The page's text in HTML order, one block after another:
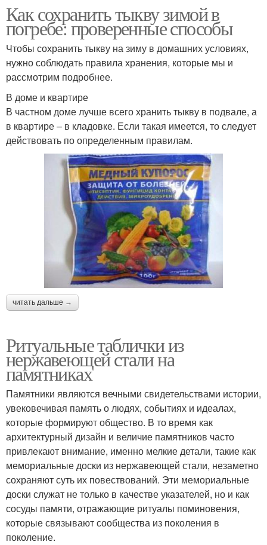
Как сохранить тыкву зимой в
погребе: проверенные способы
Чтобы сохранить тыкву на зиму в домашних условиях,
нужно соблюдать правила хранения, которые мы и
рассмотрим подробнее.
В доме и квартире
В частном доме лучше всего хранить тыкву в подвале, а
в квартире – в кладовке. Если такая имеется, то следует
действовать по определенным правилам.
читать дальше →
Ритуальные таблички из
нержавеющей стали на
памятниках
Памятники являются вечными свидетельствами истории,
увековечивая память о людях, событиях и идеалах,
которые формируют общество. В то время как
архитектурный дизайн и величие памятников часто
привлекают внимание, именно мелкие детали, такие как
мемориальные доски из нержавеющей стали, незаметно
сохраняют суть их повествований. Эти мемориальные
доски служат не только в качестве указателей, но и как
сосуды памяти, отражающие ритуалы поминовения,
которые связывают сообщества из поколения в
поколение.